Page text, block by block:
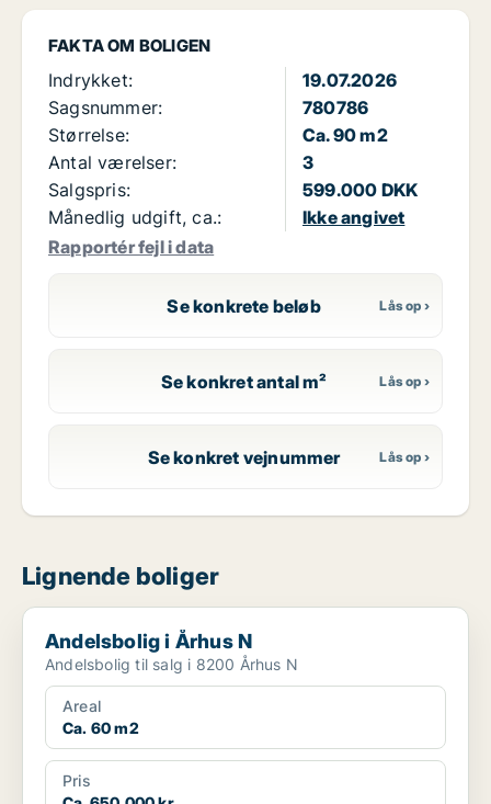
FAKTA OM BOLIGEN
Indrykket:
19.07.2026
Sagsnummer:
780786
Størrelse:
Ca. 90 m2
Antal værelser:
3
Salgspris:
599.000 DKK
Månedlig udgift, ca.:
Ikke angivet
Rapportér fejl i data
Se konkrete beløb
Se konkret antal m²
Se konkret vejnummer
Lignende boliger
Andelsbolig i Århus N
Andelsbolig i Århus N
Andelsbolig til salg i 8200 Århus N
Areal
Ca. 60 m2
Pris